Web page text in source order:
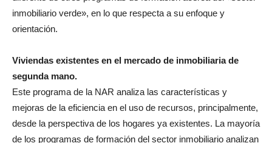
inmobiliario verde», en lo que respecta a su enfoque y
orientación.
Viviendas existentes en el mercado de inmobiliaria de
segunda mano.
Este programa de la NAR analiza las características y
mejoras de la eficiencia en el uso de recursos, principalmente,
desde la perspectiva de los hogares ya existentes. La mayoría
de los programas de formación del sector inmobiliario analizan